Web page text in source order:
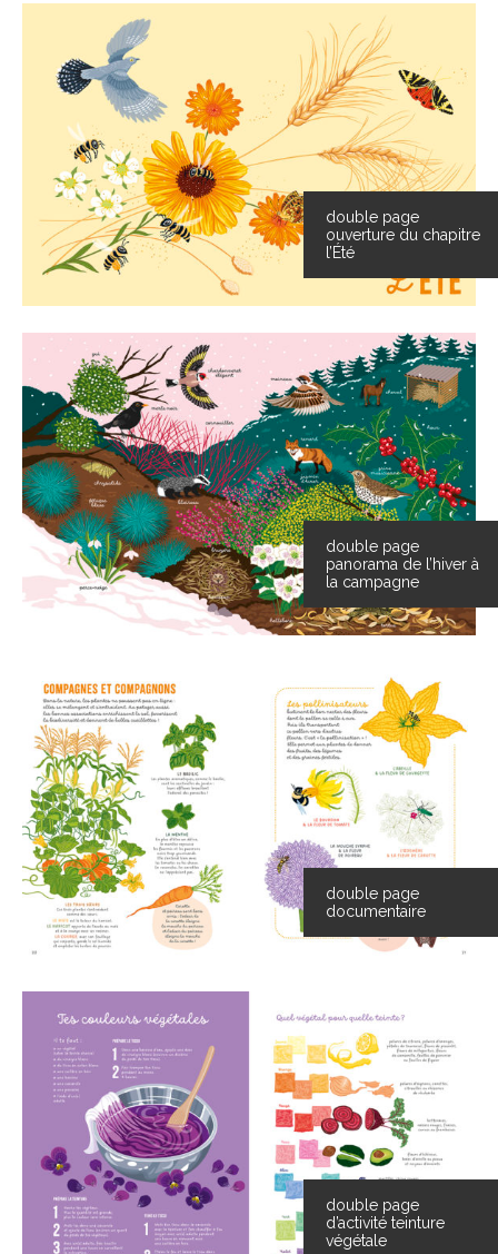
double page
ouverture du chapitre
l’Été
double page
panorama de l’hiver à
la campagne
double page
documentaire
double page
d’activité teinture
végétale